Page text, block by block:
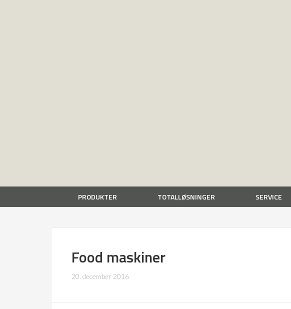
PRODUKTER TOTALLØSNINGER SERVICE
Food maskiner
20. december 2016